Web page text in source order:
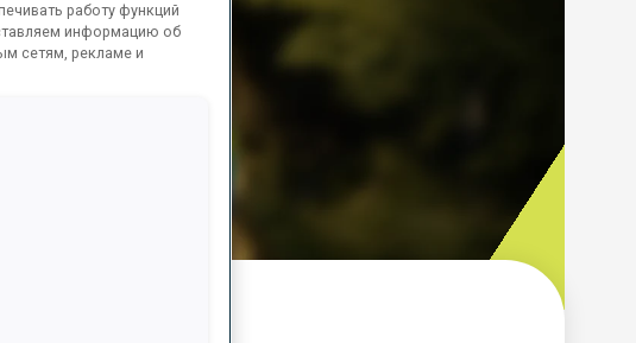
работу функций
информацию об
сетям, рекламе и